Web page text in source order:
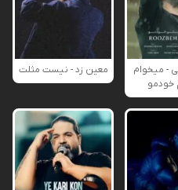
- میخوام
خودمو
معین زد - نیست مثلت